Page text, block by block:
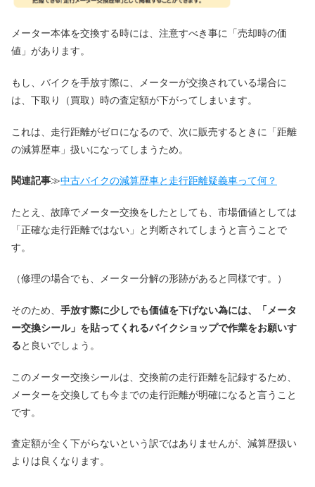
メーター本体を交換する時には、注意すべき事に「売却時の価
値」があります。
もし、バイクを手放す際に、メーターが交換されている場合に
は、下取り（買取）時の査定額が下がってしまいます。
これは、走行距離がゼロになるので、次に販売するときに「距離
の減算歴車」扱いになってしまうため。
関連記事≫中古バイクの減算歴車と走行距離疑義車って何？
たとえ、故障でメーター交換をしたとしても、市場価値としては
「正確な走行距離ではない」と判断されてしまうと言うことで
す。
（修理の場合でも、メーター分解の形跡があると同様です。）
そのため、 手放す際に少しでも価値を下げない為には、「メータ
ー交換シール」を貼ってくれるバイクショップで作業をお願いす
る と良いでしょう。
このメーター交換シールは、交換前の走行距離を記録するため、
メーターを交換しても今までの走行距離が明確になると言うこと
です。
査定額が全く下がらないという訳ではありませんが、減算歴扱い
よりは良くなります。